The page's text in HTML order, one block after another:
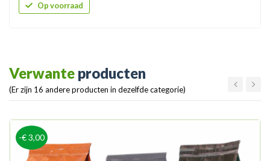
Op voorraad
Verwante producten
(Er zijn 16 andere producten in dezelfde categorie)
-€ 3,00